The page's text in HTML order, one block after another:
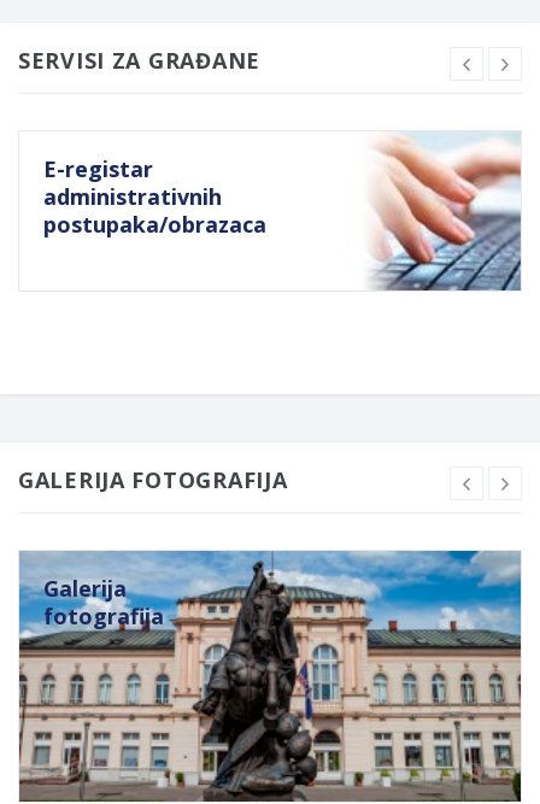
SERVISI ZA GRAĐANE
E-registar
administrativnih
postupaka/obrazaca
GALERIJA FOTOGRAFIJA
Galerija
fotografija